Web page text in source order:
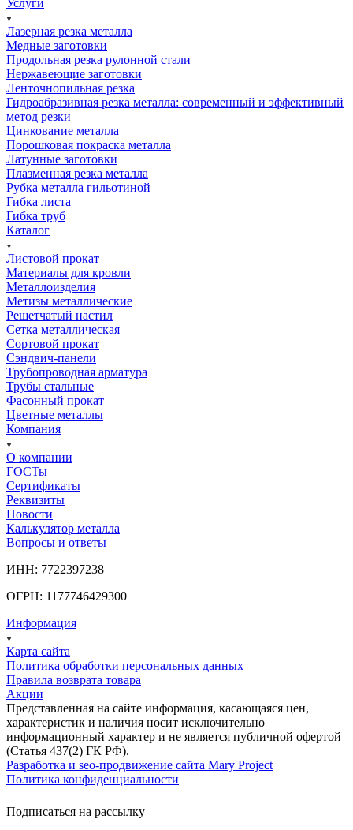
Лазерная резка металла
Медные заготовки
Продольная резка рулонной стали
Нержавеющие заготовки
Ленточнопильная резка
Гидроабразивная резка металла: современный и эффективный
метод резки
Цинкование металла
Порошковая покраска металла
Латунные заготовки
Плазменная резка металла
Рубка металла гильотиной
Гибка листа
Гибка труб
Каталог
Листовой прокат
Материалы для кровли
Металлоизделия
Метизы металлические
Решетчатый настил
Сетка металлическая
Сортовой прокат
Сэндвич-панели
Трубопроводная арматура
Трубы стальные
Фасонный прокат
Цветные металлы
Компания
О компании
ГОСТы
Сертификаты
Реквизиты
Новости
Калькулятор металла
Вопросы и ответы
ИНН: 7722397238
ОГРН: 1177746429300
Информация
Карта сайта
Политика обработки персональных данных
Правила возврата товара
Акции
Представленная на сайте информация, касающаяся цен,
характеристик и наличия носит исключительно
информационный характер и не является публичной офертой
(Статья 437(2) ГК РФ).
Разработка и seo-продвижение сайта Mary Project
Политика конфиденциальности
Подписаться на рассылку